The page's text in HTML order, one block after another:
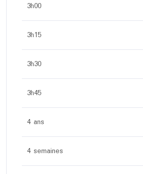
3h00
3h15
3h30
3h45
4 ans
4 semaines